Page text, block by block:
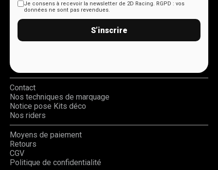
Je consens à recevoir la newsletter de 2D Racing. RGPD : vos
données ne sont pas revendues.
S’inscrire
Contact
Nos techniques de marquage
Notice pose Kits déco
Nos riders
Moyens de paiement
Retours
CGV
Politique de confidentialité